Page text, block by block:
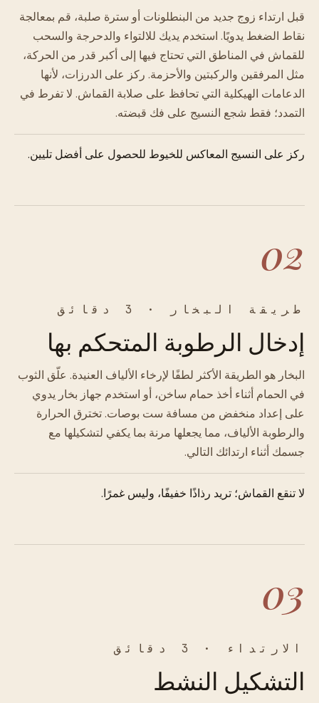
قبل ارتداء زوج جديد من البنطلونات أو سترة صلبة، قم بمعالجة
نقاط الضغط يدويًا. استخدم يديك للالتواء والدحرجة والسحب
للقماش في المناطق التي تحتاج فيها إلى أكبر قدر من الحركة،
مثل المرفقين والركبتين والأحزمة. ركز على الدرزات، لأنها
الدعامات الهيكلية التي تحافظ على صلابة القماش. لا تفرط في
التمدد؛ فقط شجع النسيج على فك قبضته.
ركز على النسيج المعاكس للخيوط للحصول على أفضل تليين.
02
طريقة البخار · 3 دقائق
إدخال الرطوبة المتحكم بها
البخار هو الطريقة الأكثر لطفًا لإرخاء الألياف العنيدة. علّق الثوب
في الحمام أثناء أخذ حمام ساخن، أو استخدم جهاز بخار يدوي
على إعداد منخفض من مسافة ست بوصات. تخترق الحرارة
والرطوبة الألياف، مما يجعلها مرنة بما يكفي لتشكيلها مع
جسمك أثناء ارتدائك التالي.
لا تنقع القماش؛ تريد رذاذًا خفيفًا، وليس غمرًا.
03
الارتداء · 3 دقائق
التشكيل النشط